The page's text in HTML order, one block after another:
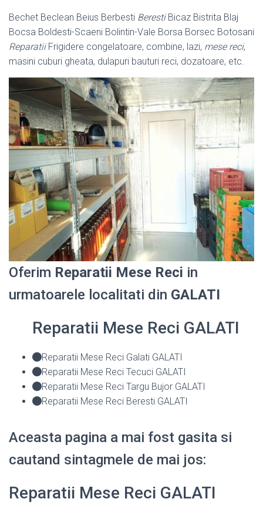
Bechet Beclean Beius Berbesti BerestiBicaz Bistrita Blaj
Bocsa Boldesti-Scaeni Bolintin-Vale Borsa Borsec Botosani
ReparatiiFrigidere congelatoare, combine, lazi, mese reci,
masini cuburi gheata, dulapuri bauturi reci, dozatoare, etc.
Oferim Reparatii Mese Reci in
urmatoarele localitati din GALATI
Reparatii Mese Reci GALATI
Reparatii Mese Reci Galati GALATI
Reparatii Mese Reci Tecuci GALATI
Reparatii Mese Reci Targu Bujor GALATI
Reparatii Mese Reci Beresti GALATI
Aceasta pagina a mai fost gasita si
cautand sintagmele de mai jos:
Reparatii Mese Reci GALATI